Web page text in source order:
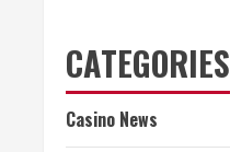
CATEGORIES
Casino News